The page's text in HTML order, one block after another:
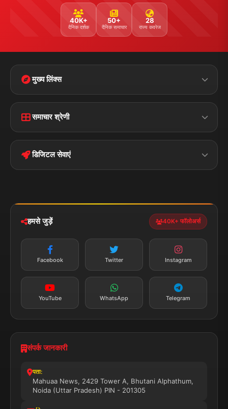
40K+
दैनिक दर्शक
50+
दैनिक समाचार
28
राज्य कवरेज
मुख्य लिंक्स
Disclaimer
Terms &
Privacy Policy
समाचार श्रेणी
पॉलिटिकल झारखण्ड
डिजिटल सेवाएं
न्यूज़ अलर्ट
सब्सक्राइब करें
हमसे जुड़ें 40K+ फॉलोअर्स
Facebook Twitter Instagram
YouTube WhatsApp Telegram
संपर्क जानकारी
पता:
Mahuaa News, 2429 Tower A, Bhutani Alphathum,
Noida (Uttar Pradesh) PIN - 201305